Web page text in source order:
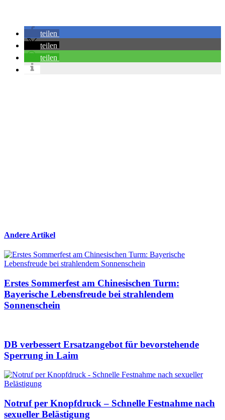
teilen
teilen
teilen
Andere Artikel
Erstes Sommerfest am Chinesischen Turm:
Bayerische Lebensfreude bei strahlendem
Sonnenschein
DB verbessert Ersatzangebot für bevorstehende
Sperrung in Laim
Notruf per Knopfdruck – Schnelle Festnahme nach
sexueller Belästigung